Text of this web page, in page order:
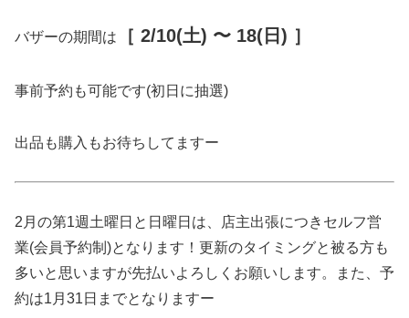
バザーの期間は ［ 2/10(土) 〜 18(日) ］
事前予約も可能です(初日に抽選)
出品も購入もお待ちしてますー
2月の第1週土曜日と日曜日は、店主出張につきセルフ営
業(会員予約制)となります！更新のタイミングと被る方も
多いと思いますが先払いよろしくお願いします。また、予
約は1月31日までとなりますー